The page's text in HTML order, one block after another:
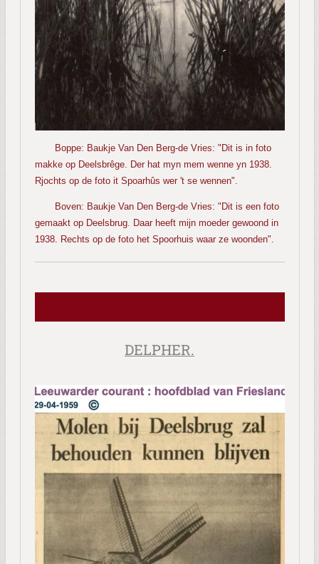
Boppe: Baukje Van Den Berg-de Vries: "Dit is in foto
makke op Deelsbrêge. Der hat myn mem wenne yn 1938.
Rjochts op de foto it Spoarhûs wer 't se wennen".
Boven: Baukje Van Den Berg-de Vries: "Dit is een foto
gemaakt op Deelsbrug. Daar heeft mijn moeder gewoond in
1938. Rechts op de foto het Spoorhuis waar ze woonden".
DELPHER.